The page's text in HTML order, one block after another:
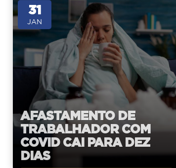
31
JAN
AFASTAMENTO DE
TRABALHADOR COM
COVID CAI PARA DEZ
DIAS